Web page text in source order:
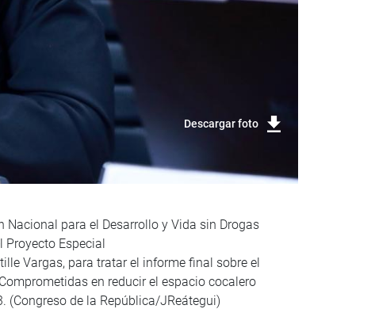
Descargar foto
para el Desarrollo y Vida sin Drogas
Proyecto Especial
Vargas, para tratar el informe final sobre el
en reducir el espacio cocalero
(Congreso de la República/JReátegui)